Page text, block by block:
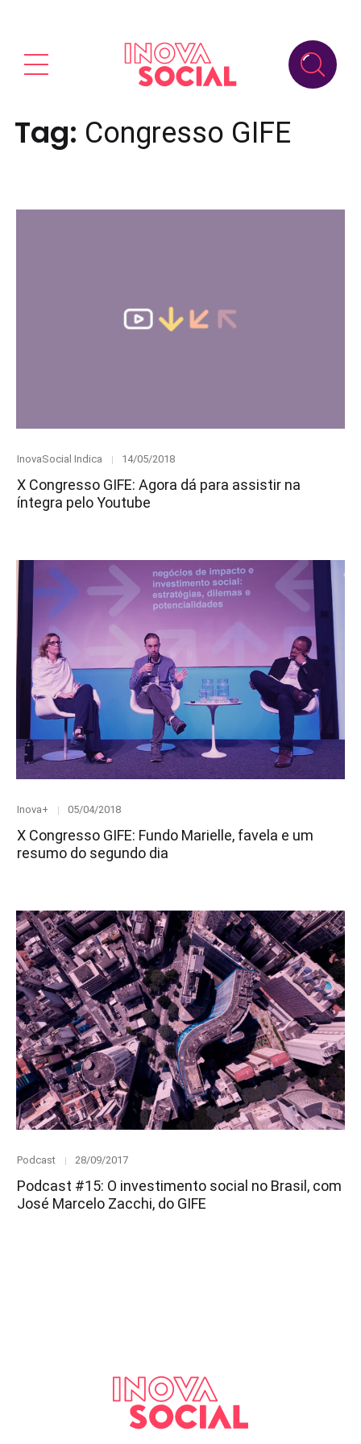
Tag: Congresso GIFE
Category
InovaSocial Indica
Posted
14/05/2018
X Congresso GIFE: Agora dá para assistir na
íntegra pelo Youtube
Category
Inova+
Posted
05/04/2018
X Congresso GIFE: Fundo Marielle, favela e um
resumo do segundo dia
Category
Podcast
Posted
28/09/2017
Podcast #15: O investimento social no Brasil, com
José Marcelo Zacchi, do GIFE